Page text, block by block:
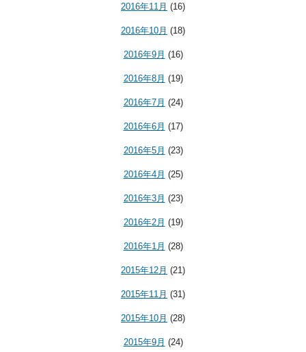
2016年11月 (16)
2016年10月 (18)
2016年9月 (16)
2016年8月 (19)
2016年7月 (24)
2016年6月 (17)
2016年5月 (23)
2016年4月 (25)
2016年3月 (23)
2016年2月 (19)
2016年1月 (28)
2015年12月 (21)
2015年11月 (31)
2015年10月 (28)
2015年9月 (24)